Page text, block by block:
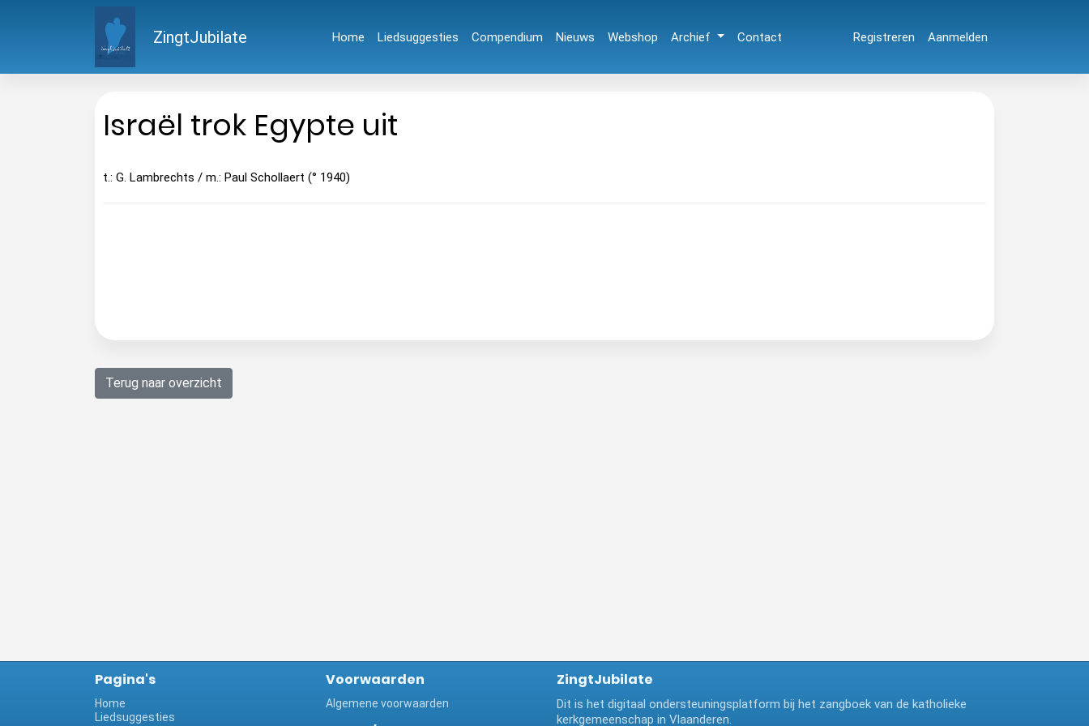
ZingtJubilate Home Liedsuggesties Compendium Nieuws Webshop Archief Contact Registreren Aanmelden
Israël trok Egypte uit
t.: G. Lambrechts / m.: Paul Schollaert (° 1940)
Terug naar overzicht
Pagina's
Home
Liedsuggesties
Voorwaarden
Algemene voorwaarden
ZingtJubilate
Dit is het digitaal ondersteuningsplatform bij het zangboek van de katholieke
kerkgemeenschap in Vlaanderen.